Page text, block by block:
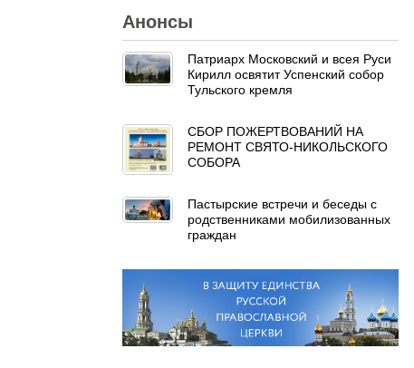
Анонсы
Патриарх Московский и всея Руси
Кирилл освятит Успенский собор
Тульского кремля
СБОР ПОЖЕРТВОВАНИЙ НА
РЕМОНТ СВЯТО-НИКОЛЬСКОГО
СОБОРА
Пастырские встречи и беседы с
родственниками мобилизованных
граждан